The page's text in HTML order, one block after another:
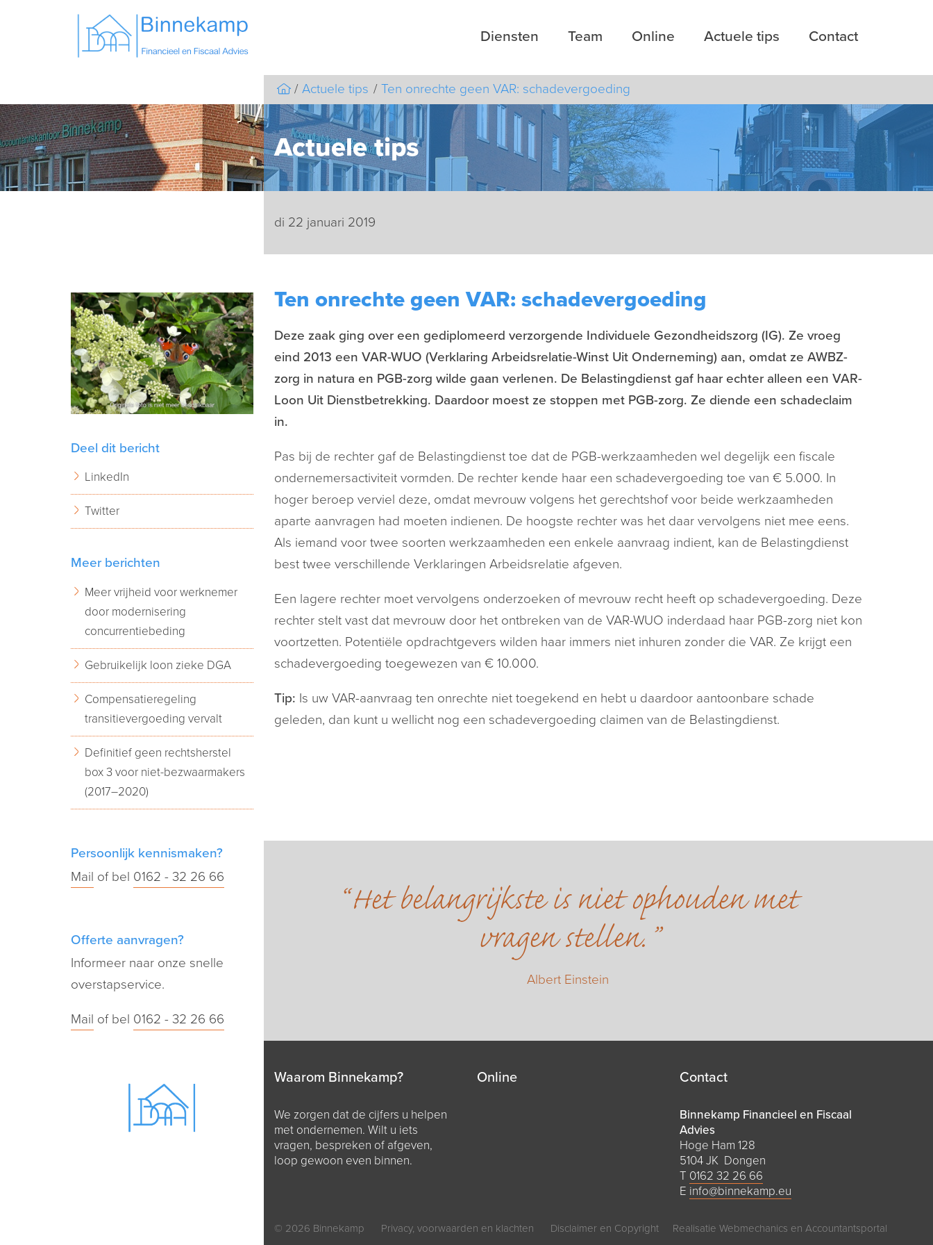
Diensten Team Online Actuele tips Contact
Actuele tips Ten onrechte geen VAR: schadevergoeding
Actuele tips
di 22 januari 2019
Ten onrechte geen VAR: schadevergoeding
Deze zaak ging over een gediplomeerd verzorgende Individuele Gezondheidszorg (IG). Ze vroeg
eind 2013 een VAR-WUO (Verklaring Arbeidsrelatie-Winst Uit Onderneming) aan, omdat ze AWBZ-
zorg in natura en PGB-zorg wilde gaan verlenen. De Belastingdienst gaf haar echter alleen een VAR-
Loon Uit Dienstbetrekking. Daardoor moest ze stoppen met PGB-zorg. Ze diende een schadeclaim
in.
Pas bij de rechter gaf de Belastingdienst toe dat de PGB-werkzaamheden wel degelijk een fiscale
ondernemersactiviteit vormden. De rechter kende haar een schadevergoeding toe van € 5.000. In
hoger beroep verviel deze, omdat mevrouw volgens het gerechtshof voor beide werkzaamheden
aparte aanvragen had moeten indienen. De hoogste rechter was het daar vervolgens niet mee eens.
Als iemand voor twee soorten werkzaamheden een enkele aanvraag indient, kan de Belastingdienst
best twee verschillende Verklaringen Arbeidsrelatie afgeven.
Een lagere rechter moet vervolgens onderzoeken of mevrouw recht heeft op schadevergoeding. Deze
rechter stelt vast dat mevrouw door het ontbreken van de VAR-WUO inderdaad haar PGB-zorg niet kon
voortzetten. Potentiële opdrachtgevers wilden haar immers niet inhuren zonder die VAR. Ze krijgt een
schadevergoeding toegewezen van € 10.000.
Tip: Is uw VAR-aanvraag ten onrechte niet toegekend en hebt u daardoor aantoonbare schade
geleden, dan kunt u wellicht nog een schadevergoeding claimen van de Belastingdienst.
Deel dit bericht
LinkedIn
Twitter
Meer berichten
Meer vrijheid voor werknemer
door modernisering
concurrentiebeding
Gebruikelijk loon zieke DGA
Compensatieregeling
transitievergoeding vervalt
Definitief geen rechtsherstel
box 3 voor niet-bezwaarmakers
(2017–2020)
Persoonlijk kennismaken?
Mail of bel 0162 - 32 26 66
Offerte aanvragen?
Informeer naar onze snelle
overstapservice.
Mail of bel 0162 - 32 26 66
Het belangrijkste is niet ophouden met
vragen stellen.
Albert Einstein
Waarom Binnekamp?
We zorgen dat de cijfers u helpen
met ondernemen. Wilt u iets
vragen, bespreken of afgeven,
loop gewoon even binnen.
Online Contact
Binnekamp Financieel en Fiscaal
Advies
Hoge Ham 128
5104 JK Dongen
T 0162 32 26 66
E info@binnekamp.eu
© 2026 Binnekamp Privacy, voorwaarden en klachten Disclaimer en Copyright Realisatie Webmechanics en Accountantsportal